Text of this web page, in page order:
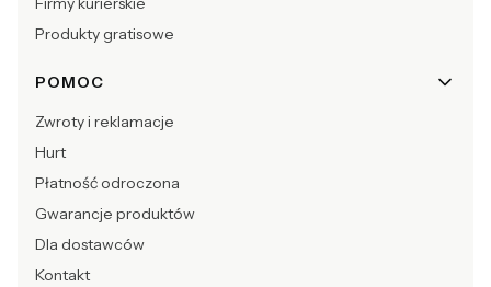
Produkty gratisowe
POMOC
Zwroty i reklamacje
Hurt
Płatność odroczona
Gwarancje produktów
Dla dostawców
Kontakt